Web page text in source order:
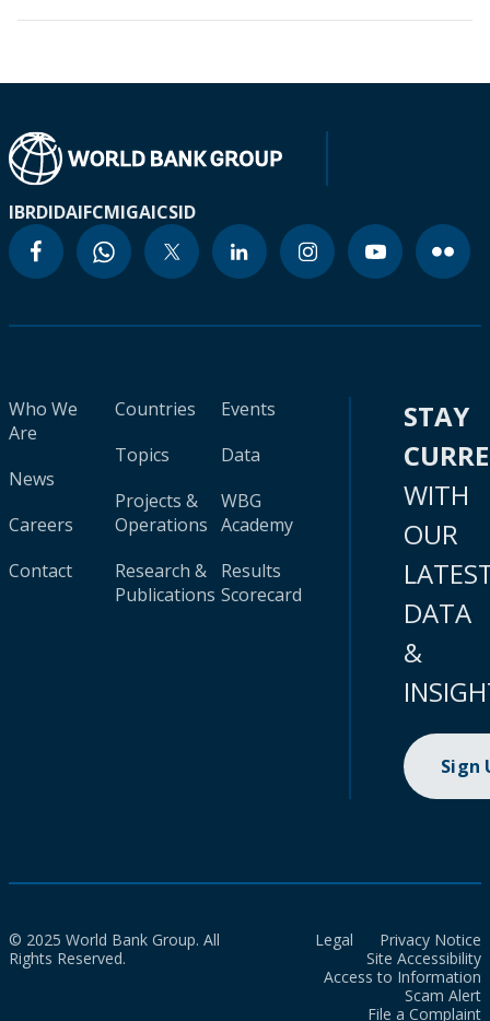
IBRDIDAIFCMIGAICSID
Who We
Are
News
Careers
Contact
Countries
Topics
Projects &
Operations
Research &
Publications
Events
Data
WBG
Academy
Results
Scorecard
STAY
WITH
OUR
DATA
&
Sign
© 2025 World Bank Group. All
Rights Reserved.
Legal
Privacy Notice
Site Accessibility
Access to Information
Scam Alert
File a Complaint